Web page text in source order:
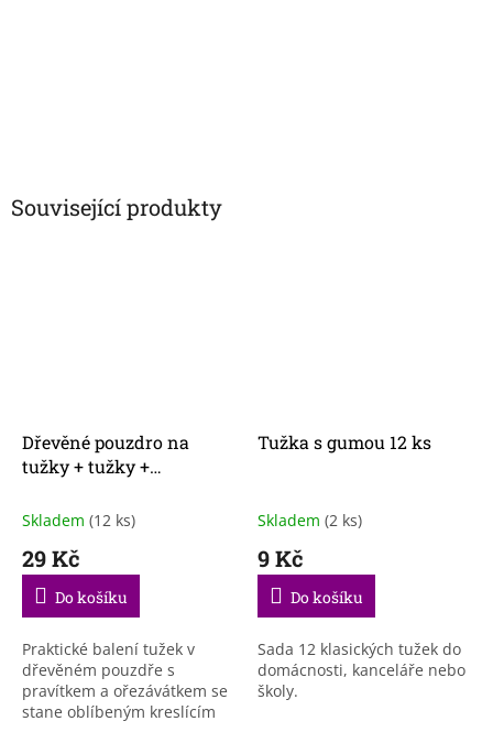
Související produkty
Dřevěné pouzdro na
tužky + tužky +
Skladem (12 ks)
29 Kč
Do košíku
Praktické balení tužek v
dřevěném pouzdře s
pravítkem a ořezávátkem se
stane oblíbeným kreslícím
Tužka s gumou 12 ks
Skladem (2 ks)
9 Kč
Do košíku
Sada 12 klasických tužek do
domácnosti, kanceláře nebo
školy.